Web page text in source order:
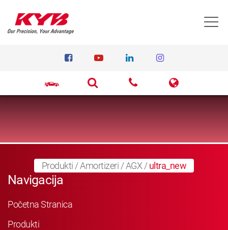
Produkti /Amortizeri /AGX /ultra_new
Navigacija
Početna Stranica
Produkti